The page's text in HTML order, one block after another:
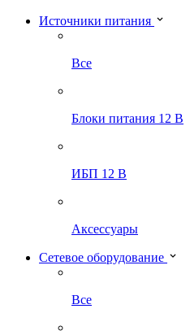
Источники питания
Все
Блоки питания 12 В
ИБП 12 В
Аксессуары
Сетевое оборудование
Все